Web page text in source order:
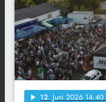
play_arrow 12. Juni 2026 14:40